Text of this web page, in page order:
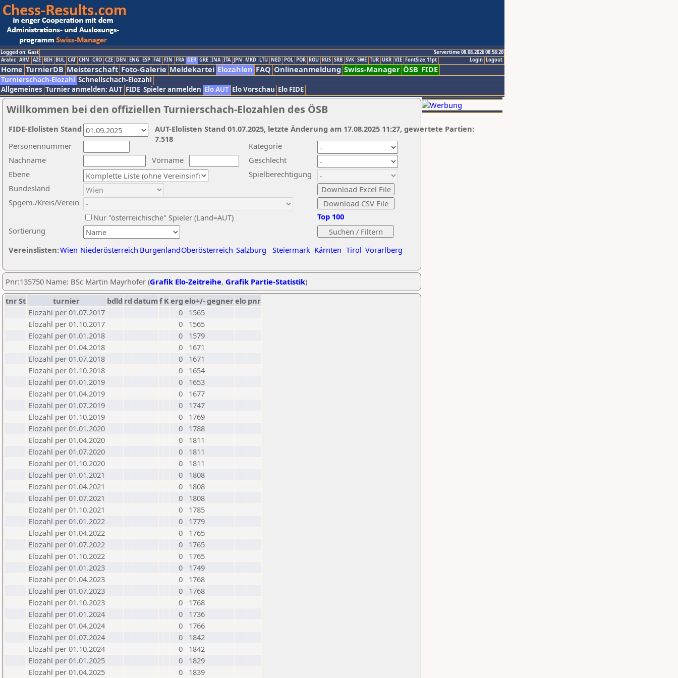
Logged on: Gast
Servertime 08.08.2026 08:58:20
Logout
Login
Arabic ARM AZE BIH BUL CAT CHN CRO CZE DEN ENG ESP FAI FIN FRA GER GRE INA ITA JPN MKD LTU NED POL POR ROU RUS SRB SVK SWE TUR UKR VIE FontSize:11pt
Home TurnierDB Meisterschaft Foto-Galerie Meldekartei Elozahlen FAQ Onlineanmeldung Swiss-Manager ÖSB FIDE
Turnierschach-Elozahl Schnellschach-Elozahl
Allgemeines Turnier anmelden: AUT FIDE Spieler anmelden Elo AUT Elo Vorschau Elo FIDE
Willkommen bei den offiziellen Turnierschach-Elozahlen des ÖSB
Nachname
Vorname
Ebene
Kategorie
Sortierung
Personennummer
Bundesland
Spgem./Kreis/Verein
Geschlecht
Nur "österreichische" Spieler (Land=AUT)
Spielberechtigung
Vereinslisten:Wien Niederösterreich BurgenlandOberösterreich Salzburg Steiermark Kärnten Tirol Vorarlberg
Top 100
AUT-Elolisten Stand 01.07.2025, letzte Änderung am 17.08.2025 11:27, gewertete Partien:
7.518
FIDE-Elolisten Stand
Pnr:135750 Name: BSc Martin Mayrhofer (Grafik Elo-Zeitreihe, Grafik Partie-Statistik)
tnrSt turnier bdld rd datumf Kerg elo+/-gegnerelo pnr
Elozahl per 01.07.2017
0
1565
Elozahl per 01.10.2017
0
1565
Elozahl per 01.01.2018
0
1579
Elozahl per 01.04.2018
0
1671
Elozahl per 01.07.2018
0
1671
Elozahl per 01.10.2018
0
1654
Elozahl per 01.01.2019
0
1653
Elozahl per 01.04.2019
0
1677
Elozahl per 01.07.2019
0
1747
Elozahl per 01.10.2019
0
1769
Elozahl per 01.01.2020
0
1788
Elozahl per 01.04.2020
0
1811
Elozahl per 01.07.2020
0
1811
Elozahl per 01.10.2020
0
1811
Elozahl per 01.01.2021
0
1808
Elozahl per 01.04.2021
0
1808
Elozahl per 01.07.2021
0
1808
Elozahl per 01.10.2021
0
1785
Elozahl per 01.01.2022
0
1779
Elozahl per 01.04.2022
0
1765
Elozahl per 01.07.2022
0
1765
Elozahl per 01.10.2022
0
1765
Elozahl per 01.01.2023
0
1749
Elozahl per 01.04.2023
0
1768
Elozahl per 01.07.2023
0
1768
Elozahl per 01.10.2023
0
1768
Elozahl per 01.01.2024
0
1736
Elozahl per 01.04.2024
0
1766
Elozahl per 01.07.2024
0
1842
Elozahl per 01.10.2024
0
1842
Elozahl per 01.01.2025
0
1829
Elozahl per 01.04.2025
0 1839